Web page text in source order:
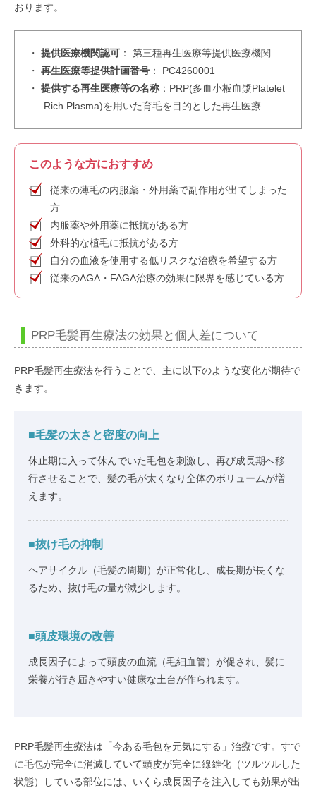
おります。
・ 提供医療機関認可 ： 第三種再生医療等提供医療機関
・ 再生医療等提供計画番号 ： PC4260001
・ 提供する再生医療等の名称 ：PRP(多血小板血漿Platelet
Rich Plasma)を用いた育毛を目的とした再生医療
このような方におすすめ
従来の薄毛の内服薬・外用薬で副作用が出てしまった
方
内服薬や外用薬に抵抗がある方
外科的な植毛に抵抗がある方
自分の血液を使用する低リスクな治療を希望する方
従来のAGA・FAGA治療の効果に限界を感じている方
PRP毛髪再生療法の効果と個人差について
PRP毛髪再生療法を行うことで、主に以下のような変化が期待で
きます。
■毛髪の太さと密度の向上
休止期に入って休んでいた毛包を刺激し、再び成長期へ移
行させることで、髪の毛が太くなり全体のボリュームが増
えます。
■抜け毛の抑制
ヘアサイクル（毛髪の周期）が正常化し、成長期が長くな
るため、抜け毛の量が減少します。
■頭皮環境の改善
成長因子によって頭皮の血流（毛細血管）が促され、髪に
栄養が行き届きやすい健康な土台が作られます。
PRP毛髪再生療法は「今ある毛包を元気にする」治療です。すで
に毛包が完全に消滅していて頭皮が完全に線維化（ツルツルした
状態）している部位には、いくら成長因子を注入しても効果が出